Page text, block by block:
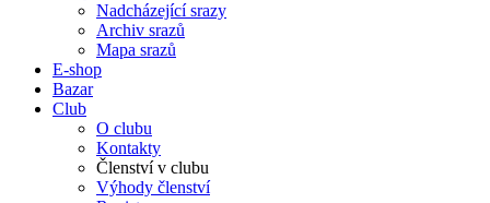
Nadcházející srazy
Archiv srazů
Mapa srazů
E-shop
Bazar
Club
O clubu
Kontakty
Členství v clubu
Výhody členství